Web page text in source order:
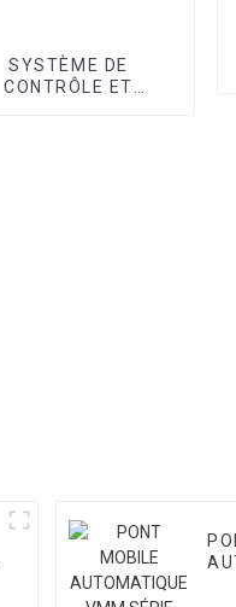
SYSTÈME DE
CONTRÔLE ET